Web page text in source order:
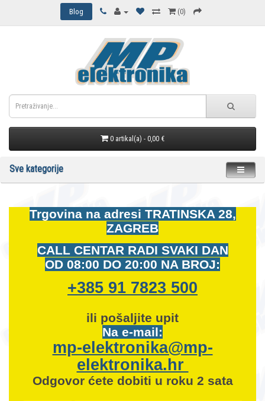
Blog (0)
0 artikal(a) - 0,00 €
Sve kategorije
Trgovina na adresi TRATINSKA 28,
ZAGREB
CALL CENTAR RADI SVAKI DAN
OD 08:00 DO 20:00 NA BROJ:
+385 91 7823 500
ili pošaljite upit
Na e-mail:
mp-elektronika@mp-
elektronika.hr
Odgovor ćete dobiti u roku 2 sata